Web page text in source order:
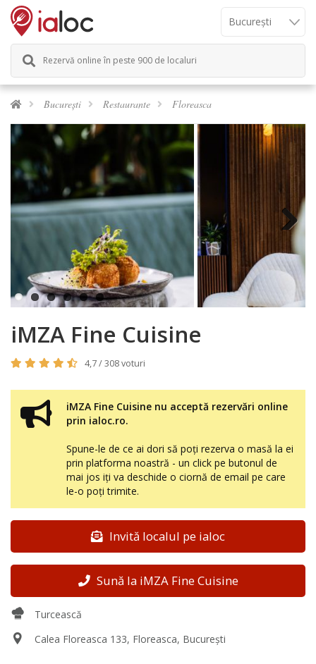
Rezervă online în peste 900 de localuri
București Restaurante Floreasca
Previous Next
iMZA Fine Cuisine
4,7 / 308 voturi
iMZA Fine Cuisine nu acceptă rezervări online
prin ialoc.ro.
Spune-le de ce ai dori să poți rezerva o masă la ei
prin platforma noastră - un click pe butonul de
mai jos iți va deschide o ciornă de email pe care
le-o poți trimite.
Invită localul pe ialoc
Sună la iMZA Fine Cuisine
Turcească
Calea Floreasca 133, Floreasca, București